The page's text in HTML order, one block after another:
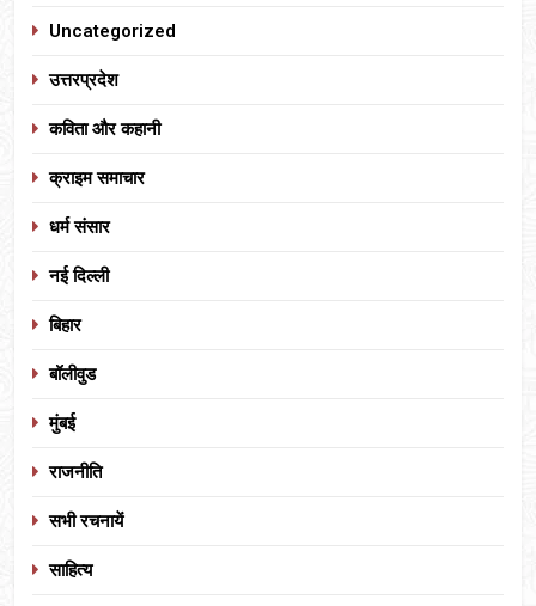
Uncategorized
उत्तरप्रदेश
कविता और कहानी
क्राइम समाचार
धर्म संसार
नई दिल्ली
बिहार
बॉलीवुड
मुंबई
राजनीति
सभी रचनायें
साहित्य